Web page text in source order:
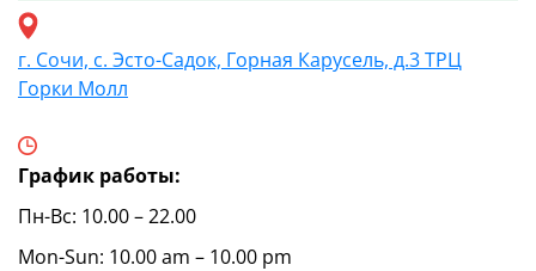
г. Сочи, с. Эсто-Садок, Горная Карусель, д.3 ТРЦ
Горки Молл
График работы:
Пн-Вс: 10.00 – 22.00
Mon-Sun: 10.00 am – 10.00 pm